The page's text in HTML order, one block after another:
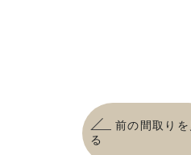
前の間取りを
る